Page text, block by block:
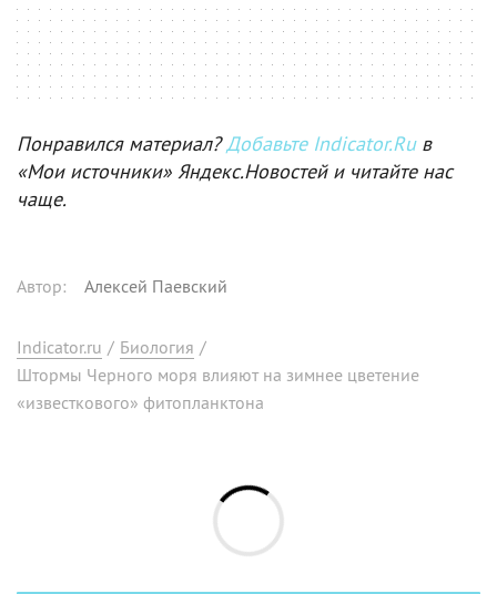
Понравился материал?Добавьте Indicator.Ruв
«Мои источники» Яндекс.Новостей и читайте нас
чаще.
Автор: Алексей Паевский
Indicator.ru / Биология /
Штормы Черного моря влияют на зимнее цветение
«известкового» фитопланктона